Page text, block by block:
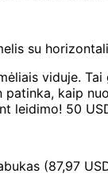
su
viduje.
kaip
leidimo! 50
(87,97